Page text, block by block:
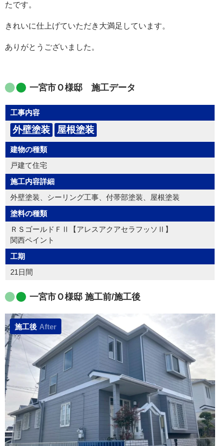
たです。
きれいに仕上げていただき大満足しています。
ありがとうございました。
一宮市Ｏ様邸 施工データ
工事内容
外壁塗装 屋根塗装
建物の種類
戸建て住宅
施工内容詳細
外壁塗装、シーリング工事、付帯部塗装、屋根塗装
塗料の種類
ＲＳゴールドＦⅡ【アレスアクアセラフッソⅡ】
関西ペイント
工期
21日間
一宮市Ｏ様邸 施工前/施工後
施工後 After